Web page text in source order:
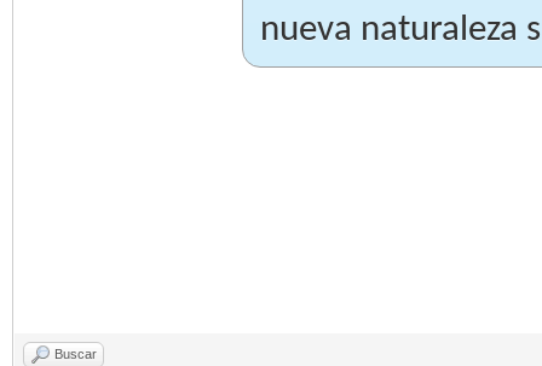
nueva naturaleza
Buscar